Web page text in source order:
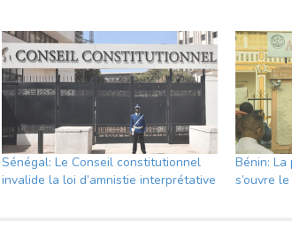
Sénégal: Le Conseil constitutionnel
invalide la loi d’amnistie interprétative
Bénin: La
s’ouvre